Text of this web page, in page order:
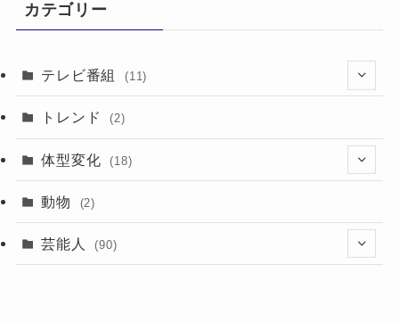
カテゴリー
テレビ番組 (11)
(1)
トレンド (2)
体型変化 (18)
(7)
(7)
動物 (2)
芸能人 (90)